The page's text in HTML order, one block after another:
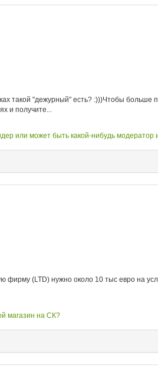
такой "дежурный" есть? :)))Чтобы
и получите...
или может быть какой-нибудь модератор
(LTD) нужно около 10 тыс евро на
магазин на СК?